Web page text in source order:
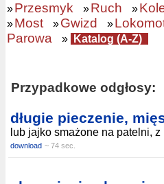
»Przesmyk »Ruch »
»Most »Gwizd »
Parowa
» Katalog (A-Z)
Przypadkowe odgłosy:
długie pieczenie,
lub jajko smażone na patelni, z
download ~ 74 sec.